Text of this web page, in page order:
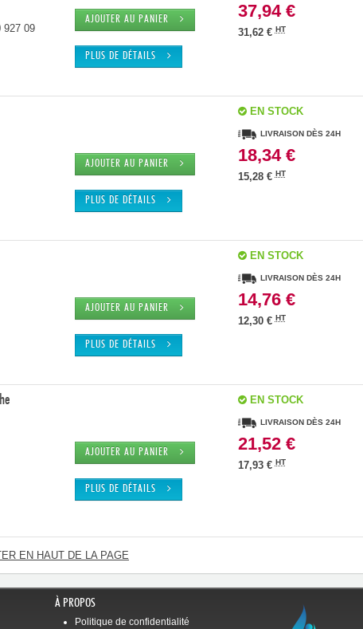
927 09
AJOUTER AU PANIER
PLUS DE DÉTAILS
37,94 €
31,62 €HT
AJOUTER AU PANIER
PLUS DE DÉTAILS
EN STOCK
LIVRAISON DÈS 24H
18,34 €
15,28 €HT
AJOUTER AU PANIER
PLUS DE DÉTAILS
EN STOCK
LIVRAISON DÈS 24H
14,76 €
12,30 €HT
AJOUTER AU PANIER
PLUS DE DÉTAILS
EN STOCK
LIVRAISON DÈS 24H
21,52 €
17,93 €HT
EN HAUT DE LA PAGE
À PROPOS
Politique de confidentialité